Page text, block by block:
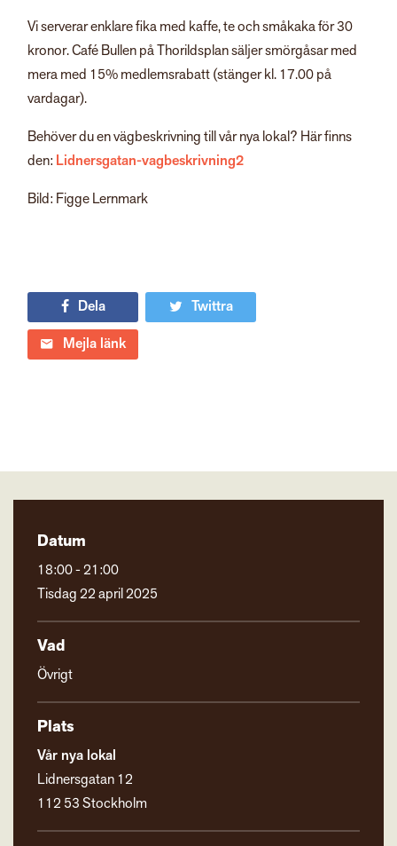
Vi serverar enklare fika med kaffe, te och småkaka för 30
kronor. Café Bullen på Thorildsplan säljer smörgåsar med
mera med 15% medlemsrabatt (stänger kl. 17.00 på
vardagar).
Behöver du en vägbeskrivning till vår nya lokal? Här finns
den: Lidnersgatan-vagbeskrivning2
Bild: Figge Lernmark
Dela
Twittra
Mejla länk
Datum
18:00 - 21:00
Tisdag 22 april 2025
Vad
Övrigt
Plats
Vår nya lokal
Lidnersgatan 12
112 53 Stockholm